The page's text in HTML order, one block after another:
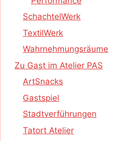
SchachtelWerk
TextilWerk
Wahrnehmungsräume
Zu Gast im Atelier PAS
ArtSnacks
Gastspiel
Stadtverführungen
Tatort Atelier